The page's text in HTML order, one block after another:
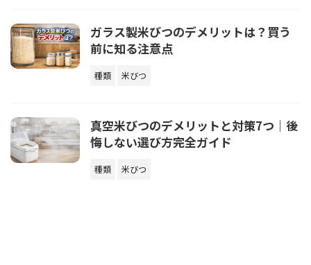
ガラス製米びつのデメリットは？買う
前に知る注意点
種類 米びつ
真空米びつのデメリットと対策7つ｜後
悔しない選び方完全ガイド
種類 米びつ